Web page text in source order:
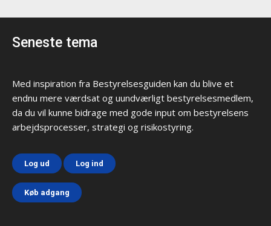
Seneste tema
Med inspiration fra Bestyrelsesguiden kan du blive et
endnu mere værdsat og uundværligt bestyrelsesmedlem,
da du vil kunne bidrage med gode input om bestyrelsens
arbejdsprocesser, strategi og risikostyring.
Log ud Log ind
Køb adgang